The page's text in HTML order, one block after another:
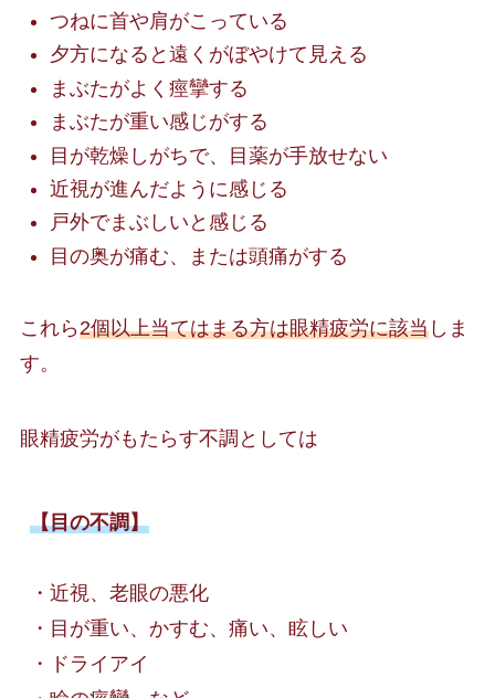
つねに首や肩がこっている
夕方になると遠くがぼやけて見える
まぶたがよく痙攣する
まぶたが重い感じがする
目が乾燥しがちで、目薬が手放せない
近視が進んだように感じる
戸外でまぶしいと感じる
目の奥が痛む、または頭痛がする
これら2個以上当てはまる方は眼精疲労に該当しま
す。
眼精疲労がもたらす不調としては
【目の不調】
・近視、老眼の悪化
・目が重い、かすむ、痛い、眩しい
・ドライアイ